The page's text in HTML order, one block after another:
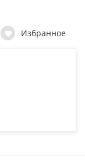
Избранное